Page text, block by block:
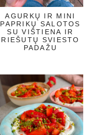
AGURKŲ IR MINI
PAPRIKŲ SALOTOS
SU VIŠTIENA IR
RIEŠUTŲ SVIESTO
PADAŽU